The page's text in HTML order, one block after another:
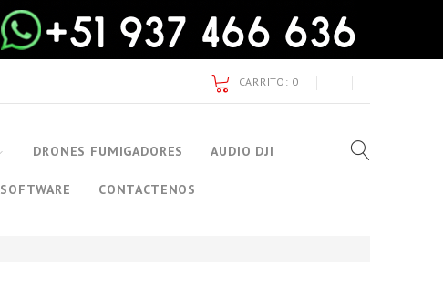
CARRITO: 0
DRONES FUMIGADORES AUDIO DJI
SOFTWARE CONTACTENOS